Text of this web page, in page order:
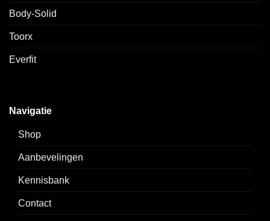
Body-Solid
Toorx
Everfit
Navigatie
Shop
Aanbevelingen
Kennisbank
Contact